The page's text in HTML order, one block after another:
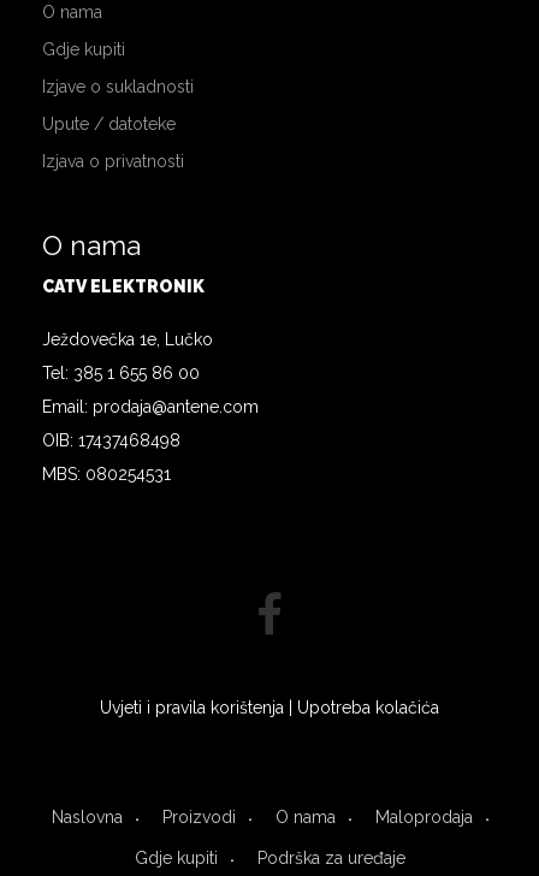
O nama
Gdje kupiti
Izjave o sukladnosti
Upute / datoteke
Izjava o privatnosti
O nama
CATV ELEKTRONIK
Ježdovečka 1e, Lučko
Tel: 385 1 655 86 00
Email: prodaja@antene.com
OIB: 17437468498
MBS: 080254531
Uvjeti i pravila korištenja | Upotreba kolačića
Naslovna Proizvodi O nama Maloprodaja
Gdje kupiti Podrška za uređaje